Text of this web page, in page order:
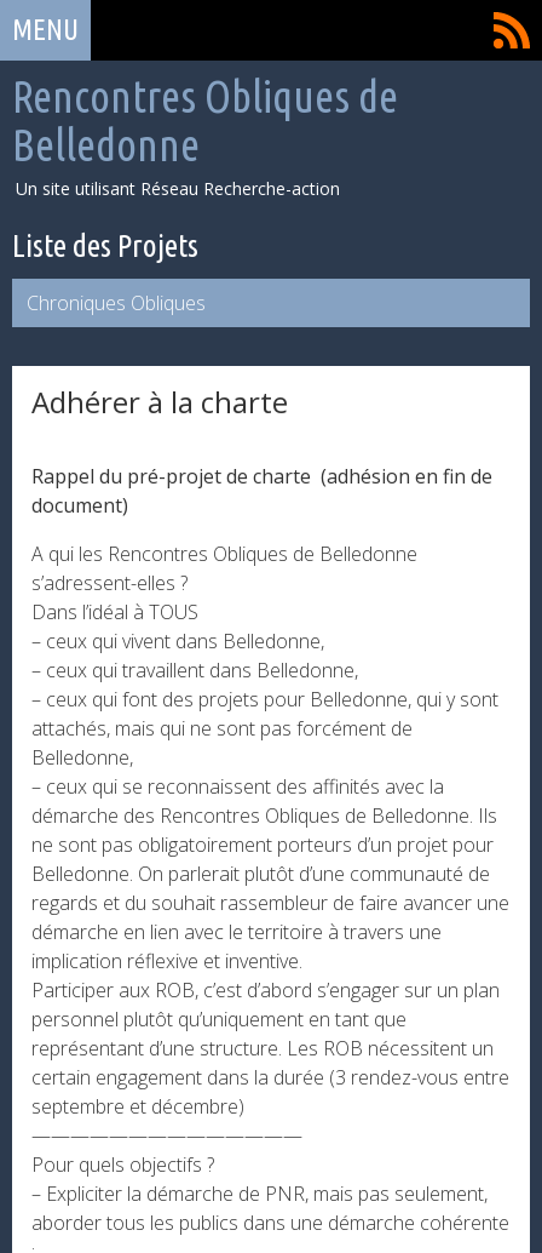
Rencontres Obliques de
Belledonne
Un site utilisant Réseau Recherche-action
MENU
FLux
RSS
Liste des Projets
Chroniques Obliques
Adhérer à la charte
Rappel du pré-projet de charte (adhésion en fin de
document)
A qui les Rencontres Obliques de Belledonne
s’adressent-elles ?
Dans l’idéal à TOUS
– ceux qui vivent dans Belledonne,
– ceux qui travaillent dans Belledonne,
– ceux qui font des projets pour Belledonne, qui y sont
attachés, mais qui ne sont pas forcément de
Belledonne,
– ceux qui se reconnaissent des affinités avec la
démarche des Rencontres Obliques de Belledonne. Ils
ne sont pas obligatoirement porteurs d’un projet pour
Belledonne. On parlerait plutôt d’une communauté de
regards et du souhait rassembleur de faire avancer une
démarche en lien avec le territoire à travers une
implication réflexive et inventive.
Participer aux ROB, c’est d’abord s’engager sur un plan
personnel plutôt qu’uniquement en tant que
représentant d’une structure. Les ROB nécessitent un
certain engagement dans la durée (3 rendez-vous entre
septembre et décembre)
——————————————
Pour quels objectifs ?
– Expliciter la démarche de PNR, mais pas seulement,
aborder tous les publics dans une démarche cohérente